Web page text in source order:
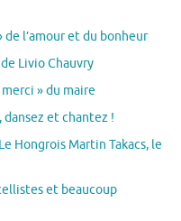
de l’amour et du bonheur
Livio Chauvry
» du maire
dansez et chantez !
Hongrois Martin Takacs, le
et beaucoup